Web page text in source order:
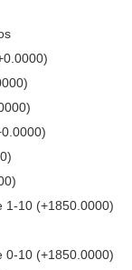
10 (+1850.0000)
10 (+1850.0000)